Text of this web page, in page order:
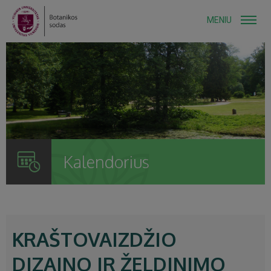
MENIU
Kalendorius
KRAŠTOVAIZDŽIO
DIZAINO IR ŽELDINIMO